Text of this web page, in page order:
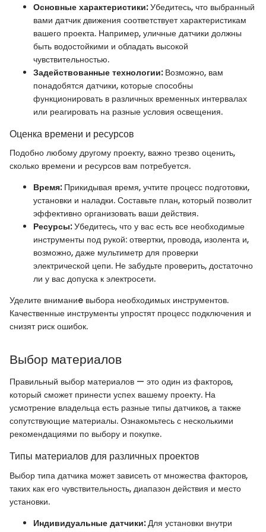
Основные характеристики:Убедитесь, что выбранный
вами датчик движения соответствует характеристикам
вашего проекта. Например, уличные датчики должны
быть водостойкими и обладать высокой
чувствительностью.
Задействованные технологии:Возможно, вам
понадобятся датчики, которые способны
функционировать в различных временных интервалах
или реагировать на разные условия освещения.
Оценка времени и ресурсов
Подобно любому другому проекту, важно трезво оценить,
сколько времени и ресурсов вам потребуется.
Время:Прикидывая время, учтите процесс подготовки,
установки и наладки. Составьте план, который позволит
эффективно организовать ваши действия.
Ресурсы:Убедитесь, что у вас есть все необходимые
инструменты под рукой: отвертки, провода, изолента и,
возможно, даже мультиметр для проверки
электрической цепи. Не забудьте проверить, достаточно
ли у вас допуска к электросети.
Уделите вниманиe выбора необходимых инструментов.
Качественные инструменты упростят процесс подключения и
снизят риск ошибок.
Выбор материалов
Правильный выбор материалов — это один из факторов,
который сможет принести успех вашему проекту. На
усмотрение владельца есть разные типы датчиков, а также
сопутствующие материалы. Ознакомьтесь с несколькими
рекомендациями по выбору и покупке.
Типы материалов для различных проектов
Выбор типа датчика может зависеть от множества факторов,
таких как его чувствительность, диапазон действия и место
установки.
Индивидуальные датчики:Для установки внутри